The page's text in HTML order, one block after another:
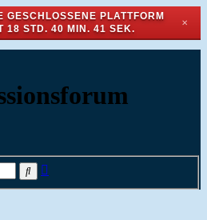
GESCHLOSSENE PLATTFORM
18 STD. 40 MIN. 41 SEK.
✕
Suche